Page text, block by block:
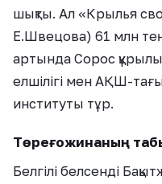
шықты. Ал «Крылья
Е.Швецова) 61 млн
артында Сорос
елшілігі мен АҚШ-
институты тұр.
Төреғожинаның
Белгілі белсенді